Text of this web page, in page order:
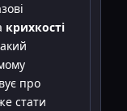
крихкості
про
стати